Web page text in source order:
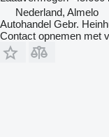
Nederland, Almelo
Autohandel Gebr.
Contact opnemen met